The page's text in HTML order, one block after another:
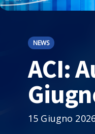
NEWS
ACI:
15 Giugno